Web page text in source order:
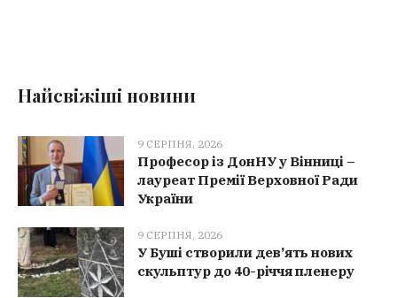
Найсвіжіші новини
9 СЕРПНЯ, 2026
Професор із ДонНУ у Вінниці –
лауреат Премії Верховної Ради
України
9 СЕРПНЯ, 2026
У Буші створили дев’ять нових
скульптур до 40-річчя пленеру